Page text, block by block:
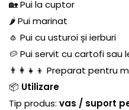
🏡 Pui la cuptor
🌶️ Pui marinat
🧄 Pui cu usturoi și ierburi
🥔 Pui servit cu cartofi sau
👨‍👩‍👧‍👦 Preparat pentru
📦 Utilizare
Tip produs: vas / suport